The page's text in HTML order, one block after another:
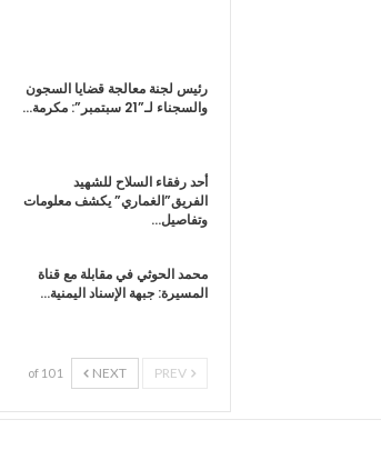
رئيس لجنة معالجة قضايا السجون
والسجناء لـ”21 سبتمبر”: مكرمة…
أحد رفقاء السلاح للشهيد
الفريق”الغماري” يكشف معلومات
وتفاصيل…
محمد الحوثي في مقابلة مع قناة
المسيرة: جبهة الإسناد اليمنية…
NEXT
1 of 10